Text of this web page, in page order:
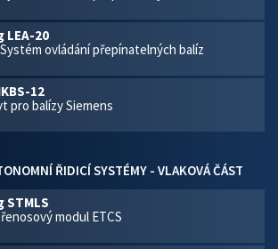
LEA-20
Systém ovládání přepínatelných balíz
12
pro balízy Siemens
ŘIDICÍ SYSTÉMY - VLAKOVÁ ČÁST
STMLS
modul ETCS